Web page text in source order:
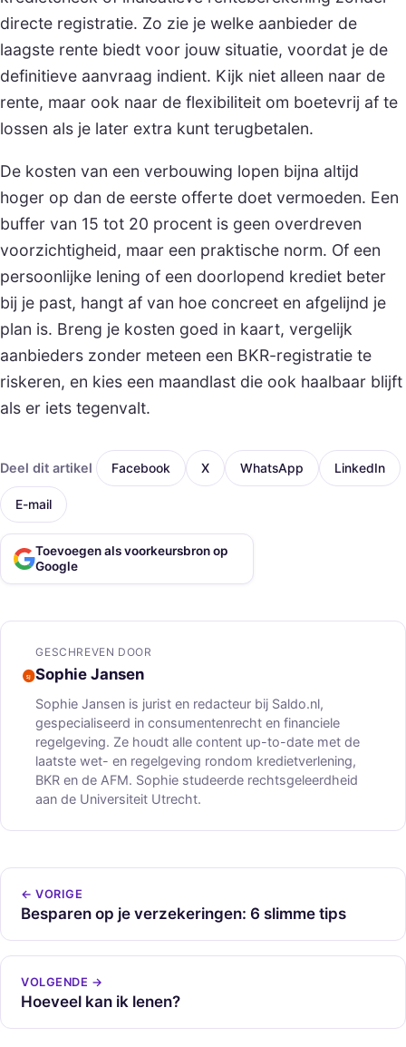
directe registratie. Zo zie je welke aanbieder de
laagste rente biedt voor jouw situatie, voordat je de
definitieve aanvraag indient. Kijk niet alleen naar de
rente, maar ook naar de flexibiliteit om boetevrij af te
lossen als je later extra kunt terugbetalen.
De kosten van een verbouwing lopen bijna altijd
hoger op dan de eerste offerte doet vermoeden. Een
buffer van 15 tot 20 procent is geen overdreven
voorzichtigheid, maar een praktische norm. Of een
persoonlijke lening of een doorlopend krediet beter
bij je past, hangt af van hoe concreet en afgelijnd je
plan is. Breng je kosten goed in kaart, vergelijk
aanbieders zonder meteen een BKR-registratie te
riskeren, en kies een maandlast die ook haalbaar blijft
als er iets tegenvalt.
Deel dit artikel Facebook X WhatsApp LinkedIn
E-mail
Toevoegen als voorkeursbron op
Google
GESCHREVEN DOOR
Sophie Jansen
Sophie Jansen is jurist en redacteur bij Saldo.nl,
gespecialiseerd in consumentenrecht en financiele
regelgeving. Ze houdt alle content up-to-date met de
laatste wet- en regelgeving rondom kredietverlening,
BKR en de AFM. Sophie studeerde rechtsgeleerdheid
aan de Universiteit Utrecht.
← VORIGE
Besparen op je verzekeringen: 6 slimme tips
VOLGENDE →
Hoeveel kan ik lenen?